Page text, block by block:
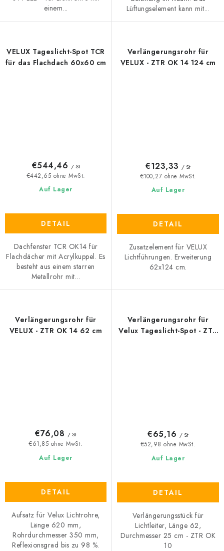
einem...
Lüftungselement kann mit...
VELUX Tageslicht-Spot TCR
für das Flachdach 60x60 cm
Auf Lager
€442,65 ohne MwSt.
€544,46 / St
DETAIL
Dachfenster TCR OK14 für
Flachdächer mit Acrylkuppel. Es
besteht aus einem starren
Metallrohr mit...
Verlängerungsrohr für
VELUX - ZTR OK 14 124 cm
Auf Lager
€100,27 ohne MwSt.
€123,33 / St
DETAIL
Zusatzelement für VELUX
Lichtführungen. Erweiterung
62x124 cm.
Verlängerungsrohr für
VELUX - ZTR OK 14 62 cm
Auf Lager
€61,85 ohne MwSt.
€76,08 / St
DETAIL
Aufsatz für Velux Lichtrohre,
Länge 620 mm,
Rohrdurchmesser 350 mm,
Reflexionsgrad bis zu 98 %.
Verlängerungsrohr für
Velux Tageslicht-Spot - ZTR
Auf Lager
€52,98 ohne MwSt.
€65,16 / St
DETAIL
Verlängerungsstück für
Lichtleiter, Länge 62,
Durchmesser 25 cm - ZTR OK
10